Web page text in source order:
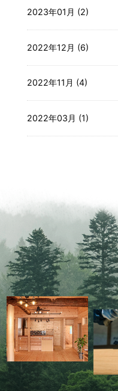
2023年01月 (2)
2022年12月 (6)
2022年11月 (4)
2022年03月 (1)